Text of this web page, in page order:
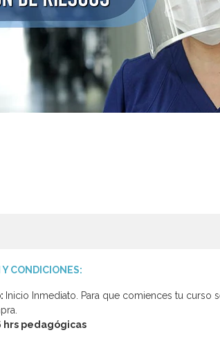
CONDICIONES:
Inicio Inmediato. Para que comiences tu
hrs pedagógicas